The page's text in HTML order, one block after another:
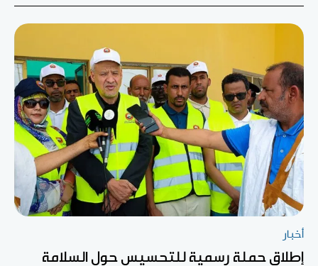
أخبار
إطلاق حملة رسمية للتحسيس حول السلامة